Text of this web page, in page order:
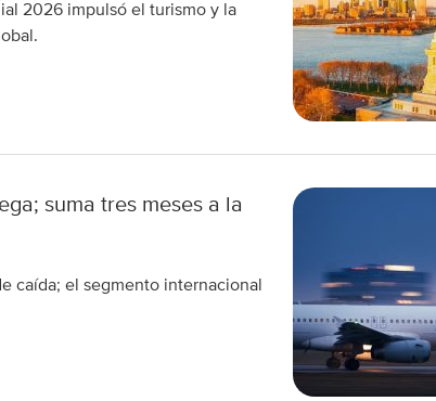
2026 impulsó el turismo y la
suma tres meses a la
caída; el segmento internacional